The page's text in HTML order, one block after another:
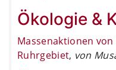
Ökologie &
Massenaktionen
Ruhrgebiet, von